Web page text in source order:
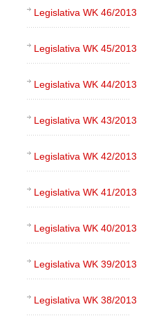
Legislativa WK 46/2013
Legislativa WK 45/2013
Legislativa WK 44/2013
Legislativa WK 43/2013
Legislativa WK 42/2013
Legislativa WK 41/2013
Legislativa WK 40/2013
Legislativa WK 39/2013
Legislativa WK 38/2013